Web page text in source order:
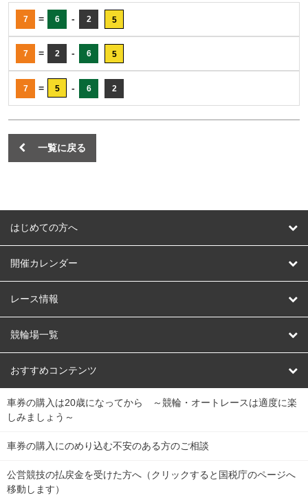
7 = 6 - 2 5
7 = 2 - 6 5
7 = 5 - 6 2
一覧に戻る
はじめての方へ
はじめての方へ
開催カレンダー
競輪
オートレース
競輪くじ
Dokanto!
チャリロトプラザ
レース情報
レース予想
レース結果
キャリーオーバー一覧
競輪場一覧
北日本 函館競輪場
関
東
弥彦競輪場 前橋競輪場 取手競輪場 宇都宮競輪場
関
東
小田原競輪場
おすすめコンテンツ
競輪選手情報
Perfecta Navi
netkeirin
車券の購入は20歳になってから ～競輪・オートレースは適度に楽
しみましょう～
車券の購入にのめり込む不安のある方のご相談
公営競技の払戻金を受けた方へ（クリックすると国税庁のページへ
移動します）